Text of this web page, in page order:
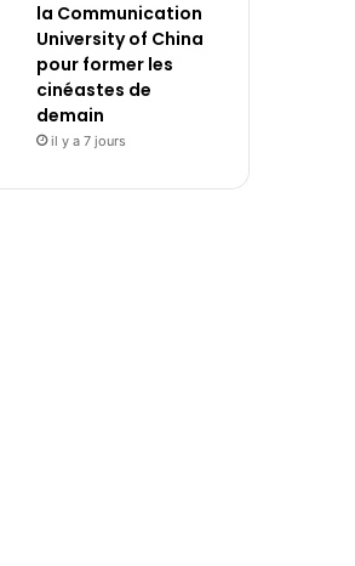
la Communication
University of China
pour former les
cinéastes de
demain
il y a 7 jours